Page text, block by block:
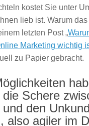
kostet Sie unter
lieb ist. Warum
letzten Post „
Marketing wichtig
zu Papier gebracht.
Schere
und den
also agiler im